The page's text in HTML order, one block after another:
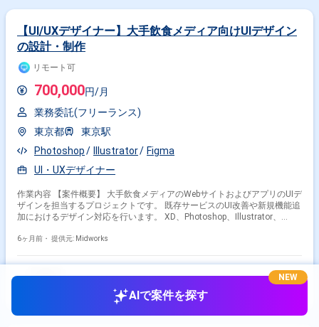
【UI/UXデザイナー】大手飲食メディア向けUIデザイン
の設計・制作
リモート可
700,000円/月
業務委託(フリーランス)
東京都
東京駅
Photoshop
Illustrator
Figma
UI・UXデザイナー
作業内容 【案件概要】 大手飲食メディアのWebサイトおよびアプリのUIデ
ザインを担当するプロジェクトです。 既存サービスのUI改善や新規機能追
加におけるデザイン対応を行います。 XD、Photoshop、Illustrator、
出社や必要に応じた出社対応があります。 【作業内容】 ・Webサイトお
ジュアルデザインの作成 ・プロトタイプを活用したサービス開発における
6ヶ月前・ 提供元: Midworks
AIで案件を探す
NEW